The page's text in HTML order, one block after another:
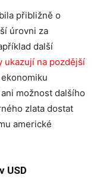
přibližně o
úrovni za
další
ukazují na pozdější
možnost dalšího
zlata dostat
americké
USD